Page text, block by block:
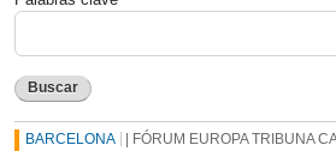
Buscar
BARCELONA
| FÓRUM EUROPA TRIBUNA